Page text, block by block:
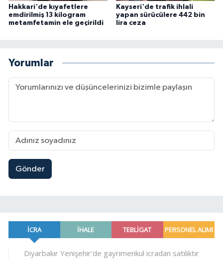
Hakkari'de kıyafetlere
emdirilmiş 13 kilogram
metamfetamin ele geçirildi
Kayseri'de trafik ihlali
yapan sürücülere 442 bin
lira ceza
Yorumlar
Gönder